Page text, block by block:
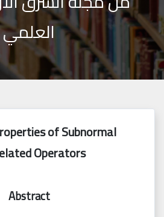
جميع
العلمي
of Subnormal
Operators
Abstract